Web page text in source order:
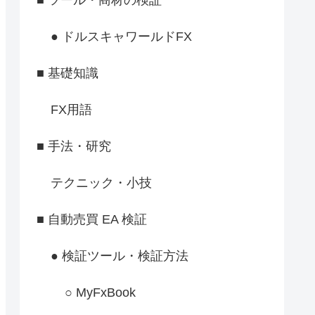
● ドルスキャワールドFX
■ 基礎知識
FX用語
■ 手法・研究
テクニック・小技
■ 自動売買 EA 検証
● 検証ツール・検証方法
○ MyFxBook